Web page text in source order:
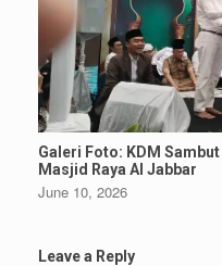
Galeri Foto: KDM
Masjid Raya Al Jabbar
June 10, 2026
Leave a Reply